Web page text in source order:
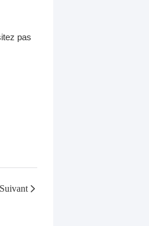
pas
Suivant